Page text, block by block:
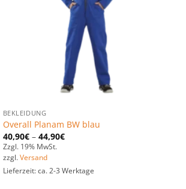
BEKLEIDUNG
Overall Planam BW blau
40,90€– 44,90€
Zzgl. 19% MwSt.
zzgl. Versand
Lieferzeit: ca. 2-3 Werktage